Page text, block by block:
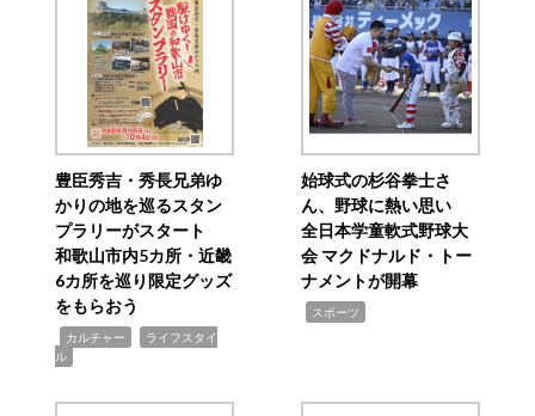
豊臣秀吉・秀長兄弟ゆ
かりの地を巡るスタン
プラリーがスタート
和歌山市内5カ所・近畿
6カ所を巡り限定グッズ
をもらおう
カルチャー
ライフスタイ
ル
始球式の杉谷拳士さ
ん、野球に熱い思い
全日本学童軟式野球大
会 マクドナルド・トー
ナメントが開幕
スポーツ